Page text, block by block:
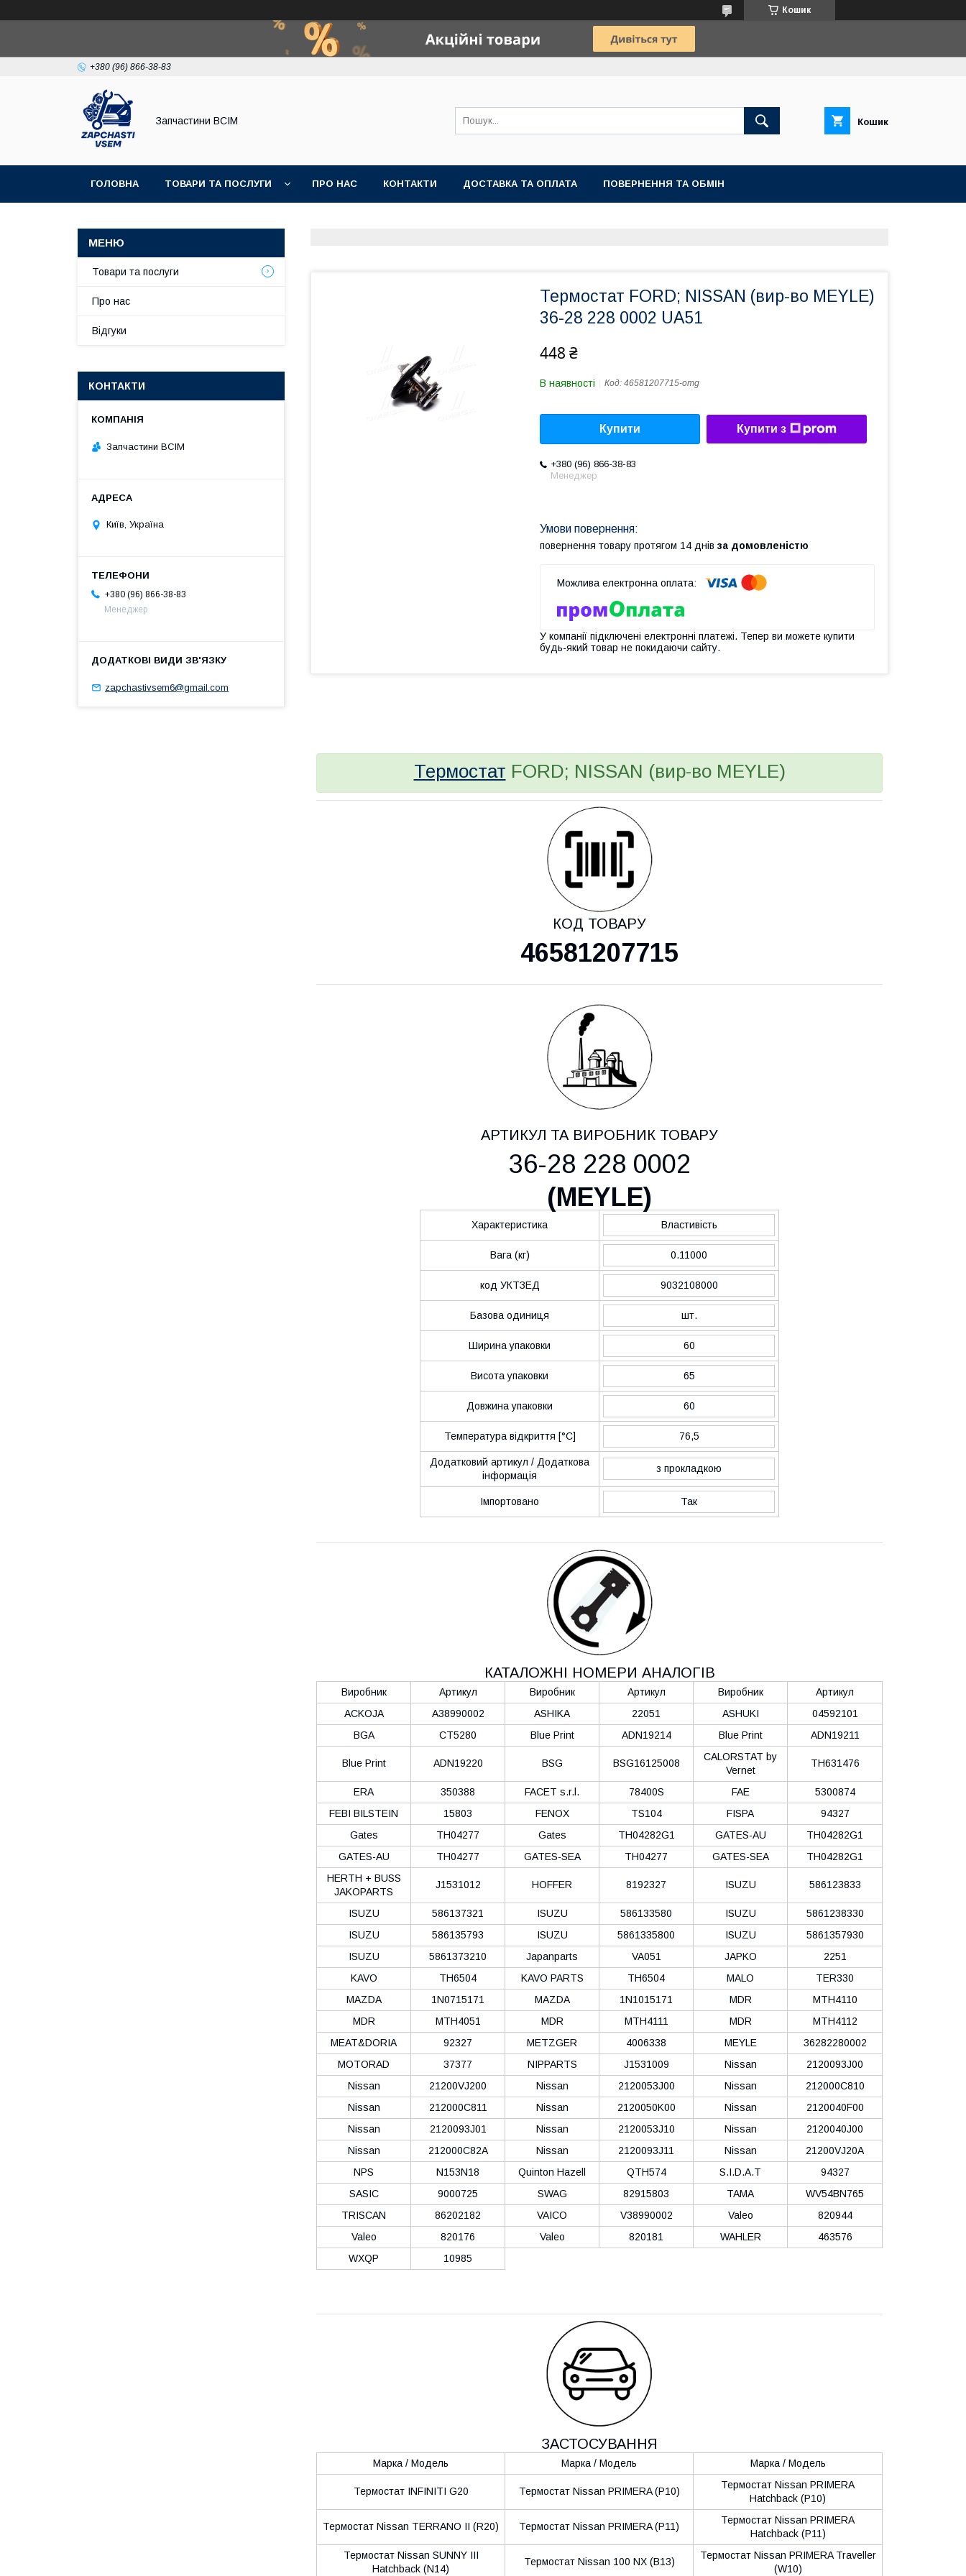
Кошик
+380 (96) 866-38-83
Запчастини ВСІМ Кошик
ГОЛОВНА ТОВАРИ ТА ПОСЛУГИ ПРО НАС КОНТАКТИ ДОСТАВКА ТА ОПЛАТА ПОВЕРНЕННЯ ТА ОБМІН
Термостат FORD; NISSAN (вир-во MEYLE)
36-28 228 0002 UA51
448 ₴
В наявності Код: 46581207715-omg
Купити Купити з
+380 (96) 866-38-83
Менеджер
повернення товару протягом 14 днів за домовленістю
У компанії підключені електронні платежі. Тепер ви можете купити
будь-який товар не покидаючи сайту.
Термостат FORD; NISSAN (вир-во MEYLE)
КОД ТОВАРУ
46581207715
АРТИКУЛ ТА ВИРОБНИК ТОВАРУ
36-28 228 0002
(MEYLE)
Характеристика Властивість
Вага (кг) 0.11000
код УКТЗЕД 9032108000
Базова одиниця шт.
Ширина упаковки 60
Висота упаковки 65
Довжина упаковки 60
Температура відкриття [°C] 76,5
Додатковий артикул / Додаткова
інформація
з прокладкою
Імпортовано Так
КАТАЛОЖНІ НОМЕРИ АНАЛОГІВ
Виробник Артикул Виробник Артикул Виробник
Артикул
ACKOJA
A38990002 ASHIKA 22051 ASHUKI
04592101
BGA
CT5280 Blue Print ADN19214 Blue Print ADN19211
Blue Print ADN19220 BSG BSG16125008
CALORSTAT by
Vernet
TH631476
ERA 350388 FACET s.r.l. 78400S FAE
5300874
FEBI BILSTEIN
15803 FENOX TS104 FISPA
94327
Gates
TH04277 Gates TH04282G1 GATES-AU
TH04282G1
GATES-AU
TH04277 GATES-SEA TH04277 GATES-SEA
TH04282G1
HERTH + BUSS
JAKOPARTS
J1531012 HOFFER 8192327 ISUZU 586123833
ISUZU 586137321 ISUZU 586133580 ISUZU
5861238330
ISUZU
586135793 ISUZU 5861335800 ISUZU
5861357930
ISUZU
5861373210 Japanparts VA051 JAPKO
2251
KAVO
TH6504 KAVO PARTS TH6504 MALO
TER330
MAZDA
1N0715171 MAZDA 1N1015171 MDR
MTH4110
MDR
MTH4051 MDR MTH4111 MDR
MTH4112
MEAT&DORIA
92327 METZGER 4006338 MEYLE
36282280002
MOTORAD
37377 NIPPARTS J1531009 Nissan
2120093J00
Nissan
21200VJ200 Nissan 2120053J00 Nissan
212000C810
Nissan
212000C811 Nissan 2120050K00 Nissan
2120040F00
Nissan
2120093J01 Nissan 2120053J10 Nissan
2120040J00
Nissan
212000C82A Nissan 2120093J11 Nissan
21200VJ20A
NPS
N153N18 Quinton Hazell QTH574 S.I.D.A.T
94327
SASIC
9000725 SWAG 82915803 TAMA
WV54BN765
TRISCAN
86202182 VAICO V38990002 Valeo
820944
Valeo
820176 Valeo 820181 WAHLER
463576
WXQP
10985
ЗАСТОСУВАННЯ
Марка / Модель Марка / Модель Марка / Модель
Термостат INFINITI G20 Термостат Nissan PRIMERA (P10)
Термостат Nissan PRIMERA
Hatchback (P10)
Термостат Nissan TERRANO II (R20) Термостат Nissan PRIMERA (P11)
Термостат Nissan PRIMERA
Hatchback (P11)
Термостат Nissan SUNNY III
Hatchback (N14)
Термостат Nissan 100 NX (B13)
Термостат Nissan PRIMERA Traveller
(W10)
Товари та послуги
Про нас
Відгуки
КОНТАКТИ
Запчастини ВСІМ
Київ, Україна
+380 (96) 866-38-83
Менеджер
zapchastivsem6@gmail.com